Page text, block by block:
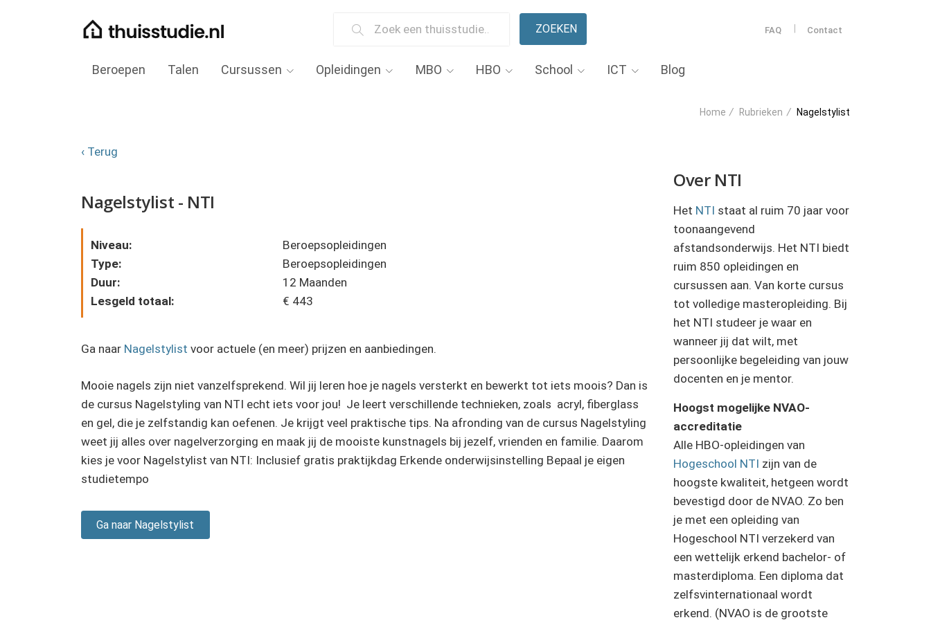
ZOEKEN FAQ Contact
Beroepen Talen Cursussen Opleidingen MBO HBO School ICT Blog
Home / Rubrieken / Nagelstylist
‹ Terug
Nagelstylist - NTI
Niveau:
Beroepsopleidingen
Type:
Beroepsopleidingen
Duur:
12 Maanden
Lesgeld totaal:
€ 443
Ga naar Nagelstylist voor actuele (en meer) prijzen en aanbiedingen.
Mooie nagels zijn niet vanzelfsprekend. Wil jij leren hoe je nagels versterkt en bewerkt tot iets moois? Dan is
de cursus Nagelstyling van NTI echt iets voor jou! Je leert verschillende technieken, zoals acryl, fiberglass
en gel, die je zelfstandig kan oefenen. Je krijgt veel praktische tips. Na afronding van de cursus Nagelstyling
weet jij alles over nagelverzorging en maak jij de mooiste kunstnagels bij jezelf, vrienden en familie. Daarom
kies je voor Nagelstylist van NTI: Inclusief gratis praktijkdag Erkende onderwijsinstelling Bepaal je eigen
studietempo
Ga naar Nagelstylist
Over NTI
Het NTI staat al ruim 70 jaar voor
toonaangevend
afstandsonderwijs. Het NTI biedt
ruim 850 opleidingen en
cursussen aan. Van korte cursus
tot volledige masteropleiding. Bij
het NTI studeer je waar en
wanneer jij dat wilt, met
persoonlijke begeleiding van jouw
docenten en je mentor.
Hoogst mogelijke NVAO-
accreditatie
Alle HBO-opleidingen van
Hogeschool NTI zijn van de
hoogste kwaliteit, hetgeen wordt
bevestigd door de NVAO. Zo ben
je met een opleiding van
Hogeschool NTI verzekerd van
een wettelijk erkend bachelor- of
masterdiploma. Een diploma dat
zelfsvinternationaal wordt
erkend. (NVAO is de grootste